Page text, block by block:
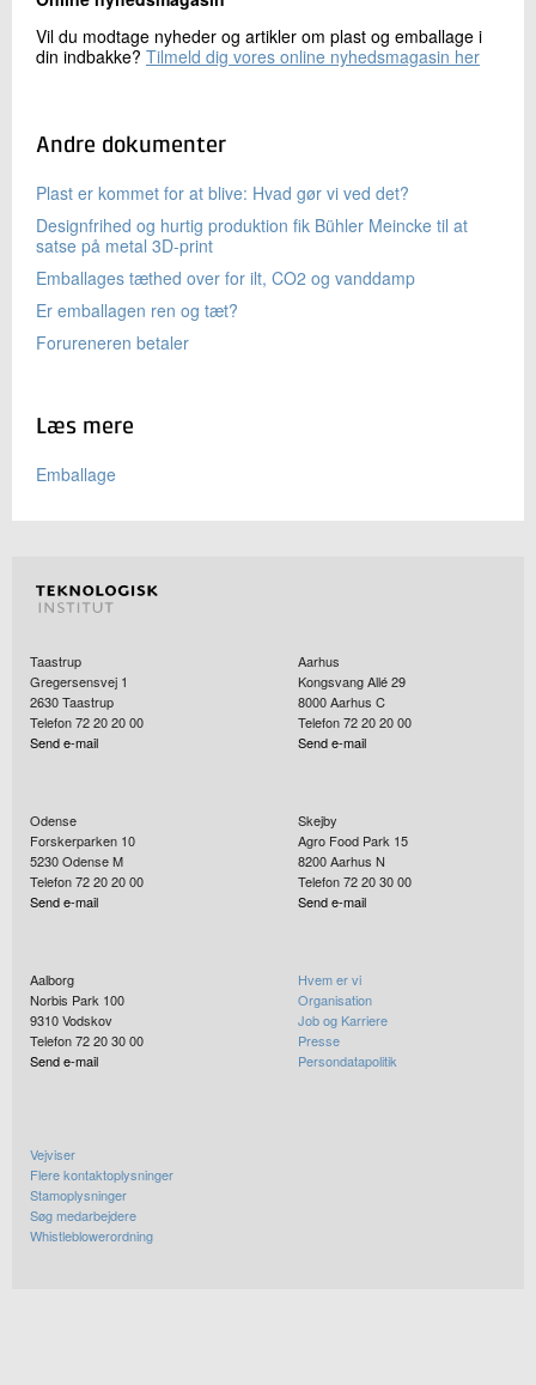
Vil du modtage nyheder og artikler om plast og emballage i
din indbakke? Tilmeld dig vores online nyhedsmagasin her
Andre dokumenter
Plast er kommet for at blive: Hvad gør vi ved det?
Designfrihed og hurtig produktion fik Bühler Meincke til at
satse på metal 3D-print
Emballages tæthed over for ilt, CO2 og vanddamp
Er emballagen ren og tæt?
Forureneren betaler
Læs mere
Emballage
Taastrup
Gregersensvej 1
2630Taastrup
Telefon 72 20 20 00
Send e-mail
Aarhus
Kongsvang Allé 29
8000Aarhus C
Telefon 72 20 20 00
Send e-mail
Odense
Forskerparken 10
5230Odense M
Telefon 72 20 20 00
Send e-mail
Skejby
Agro Food Park 15
8200Aarhus N
Telefon 72 20 30 00
Send e-mail
Aalborg
Norbis Park 100
9310Vodskov
Telefon 72 20 30 00
Send e-mail
Hvem er vi
Organisation
Job og Karriere
Presse
Persondatapolitik
Vejviser
Flere kontaktoplysninger
Stamoplysninger
Søg medarbejdere
Whistleblowerordning